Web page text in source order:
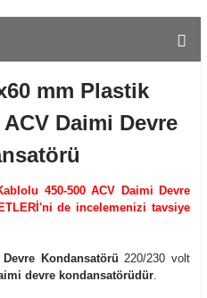
mm Plastik
Daimi Devre
450-500 ACV Daimi Devre
'nide incelemenizi tavsiye
Kondansatörü 220/230 volt
devre kondansatörüdür.